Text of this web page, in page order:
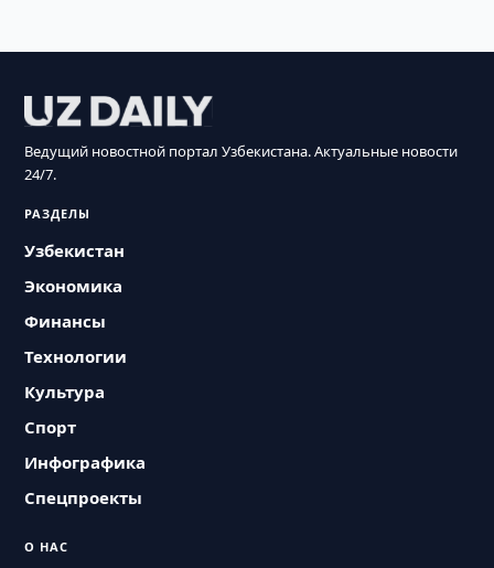
Ведущий новостной портал Узбекистана. Актуальные новости
24/7.
РАЗДЕЛЫ
Узбекистан
Экономика
Финансы
Технологии
Культура
Спорт
Инфографика
Спецпроекты
О НАС